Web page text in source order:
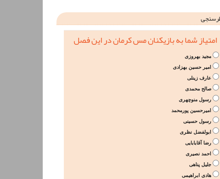
امتیاز شما به بازیکنان مس کرمان در این فصل
مجید بهروزی
امیر حسین بهزادی
عارف زینلی
صالح محمدی
رسول منوچهری
امیرحسین پورمحمد
رسول حسینی
ابولفضل نظری
رضا آقابابایی
احمد نصیری
جلیل پناهی
هادی ابراهیمی